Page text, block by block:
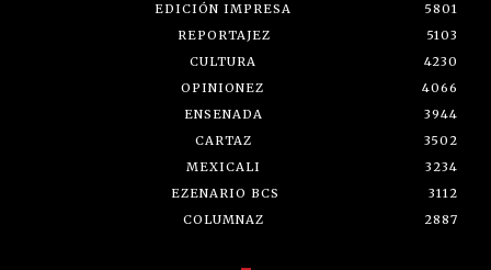
EDICIÓN IMPRESA
5801
REPORTAJEZ
5103
CULTURA
4230
OPINIONEZ
4066
ENSENADA
3944
CARTAZ
3502
MEXICALI
3234
EZENARIO BCS
3112
COLUMNAZ
2887